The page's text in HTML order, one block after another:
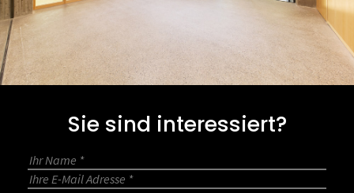
Sie sind interessiert?